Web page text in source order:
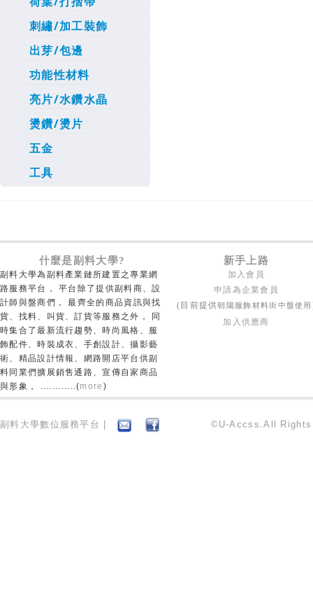
刺繡/加工裝飾
出芽/包邊
功能性材料
亮片/水鑽水晶
燙鑽/燙片
五金
工具
什麼是副料大學? 新手上路
副料大學為副料產業鏈所建置之專業網
路服務平台， 平台除了提供副料商、設
計師與盤商們， 最齊全的商品資訊與找
貨、找料、叫貨、訂貨等服務之外， 同
時集合了最新流行趨勢、時尚風格、服
飾配件、時裝成衣、手創設計、攝影藝
術、精品設計情報、網路開店平台供副
料同業們擴展銷售通路、宣傳自家商品
與形象， ............(more )
加入會員
申請為企業會員
(目前提供朝陽服飾材料街中盤使用
加入供應商
副料大學數位服務平台 | ©U-Accss.All Rights